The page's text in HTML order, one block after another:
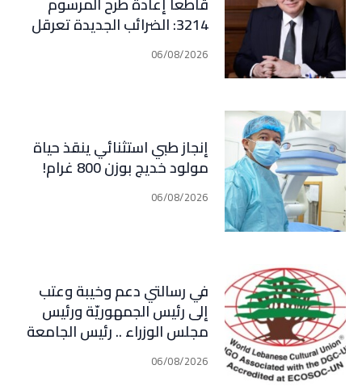
3214: الضرائب الجديدة تعرقل
التعافي الاقتصادي وتناقض
مبدأ الشراكة
06/08/2026
إنجاز طبي استثنائي ينقذ حياة
مولود خديج بوزن 800 غرام!
06/08/2026
في رسالتي دعم وخيبة وعتب
إلى رئيس الجمهوريّة ورئيس
مجلس الوزراء .. رئيس الجامعة
اللبنانية الثقافيّة في العالم
(WLCU) يؤكد دعم الدّولة06/08/2026